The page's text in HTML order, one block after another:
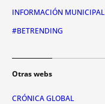
INFORMACIÓN MUNICIPAL
#BETRENDING
Otras webs
CRÓNICA GLOBAL